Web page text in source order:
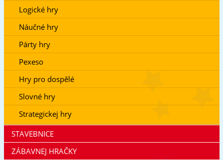
Logické hry
Náučné hry
Párty hry
Pexeso
Hry pro dospělé
Slovné hry
Strategickej hry
STAVEBNICE
ZÁBAVNEJ HRAČKY